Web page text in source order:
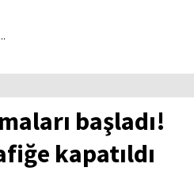
başladı!
kapatıldı